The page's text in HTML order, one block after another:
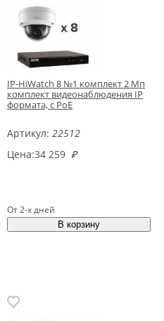
IP-HiWatch 8 №1 комплект 2 Мп
комплект видеонаблюдения IP
формата, c PoE
Артикул: 22512
Цена:34 259 ₽
От 2-х дней